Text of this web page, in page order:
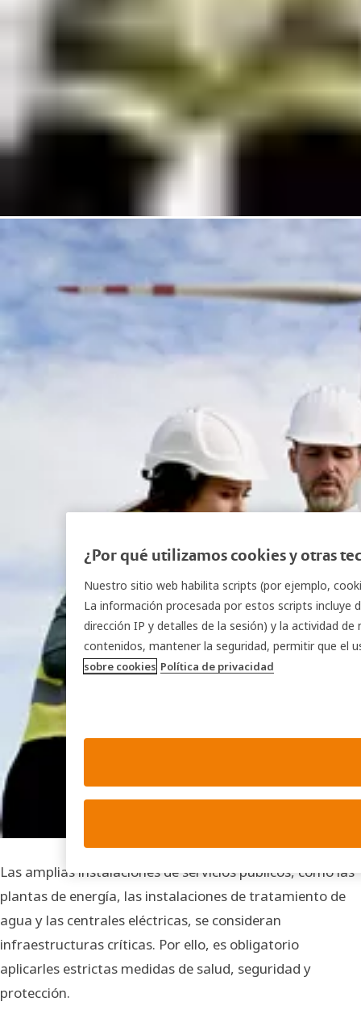
Las amplias instalaciones de servicios públicos, como las
plantas de energía, las instalaciones de tratamiento de
agua y las centrales eléctricas, se consideran
infraestructuras críticas. Por ello, es obligatorio
aplicarles estrictas medidas de salud, seguridad y
protección.
¿Por qué utilizamos cookies y otras
Nuestro sitio web habilita scripts (por ejemplo,
La información procesada por estos scripts incluye
dirección IP y detalles de la sesión) y la actividad
contenidos, mantener la seguridad, permitir que el
sobre cookies Política de privacidad